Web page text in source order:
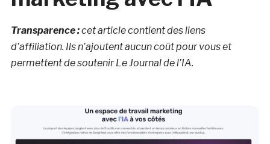
Transparence :cet article contient des liens
d’affiliation. Ils n’ajoutent aucun coût pour vous et
permettent de soutenir Le Journal de l’IA.